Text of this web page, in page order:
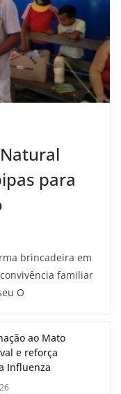
para
brincadeira em
familiar
O
ao Mato
e reforça
Influenza